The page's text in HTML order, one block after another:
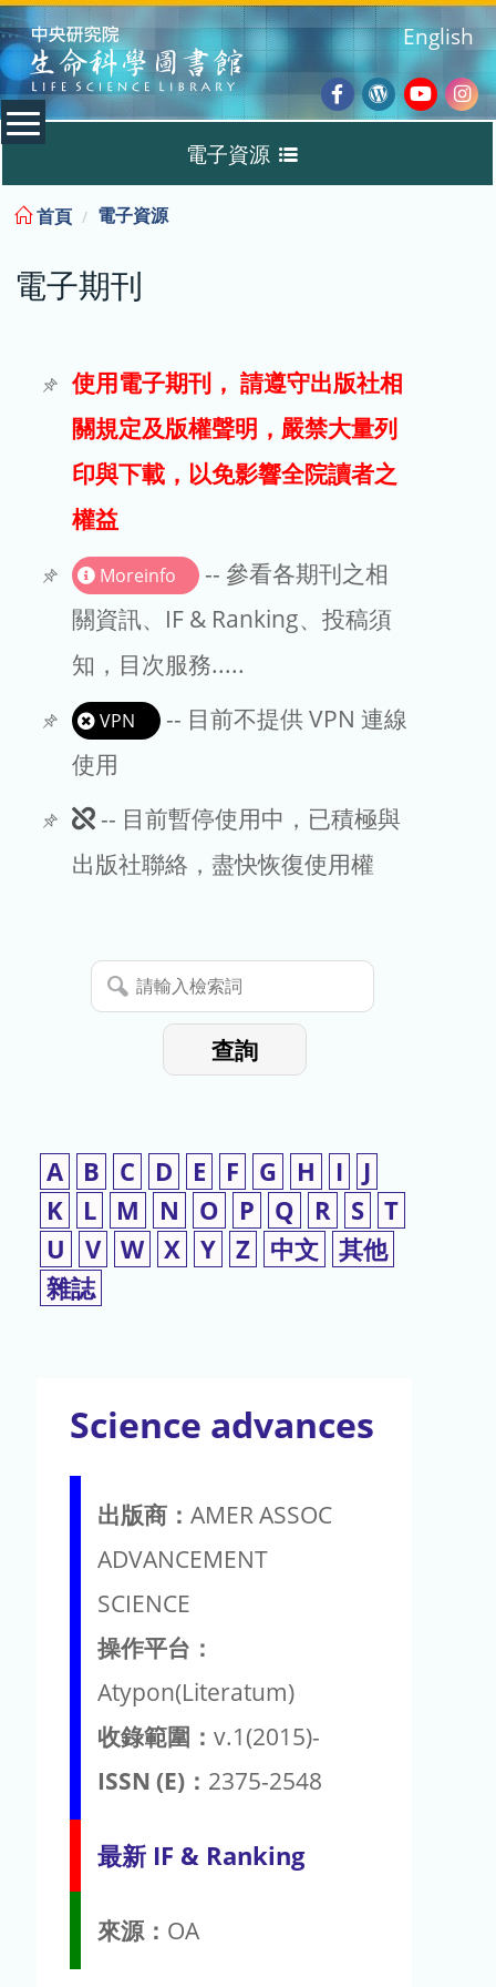
:::
Facebook
Wordpress
English
電子資源
電子期刊
試用
文章處理費
EndNote
首頁 電子資源
電子期刊
使用電子期刊， 請遵守出版社相
關規定及版權聲明，嚴禁大量列
印與下載，以免影響全院讀者之
權益
Moreinfo
-- 參看各期刊之相
關資訊、IF & Ranking、投稿須
知，目次服務.....
VPN
-- 目前不提供 VPN 連線
使用
此
期
暫
停
-- 目前暫停使用中，已積極與
出版社聯絡，盡快恢復使用權
請
輸
查詢
A B C D E F G H I
J
K
L M N O P Q R S T
U
V W X Y Z 中文 其他
雜誌
Science advances
出版商： AMER ASSOC
ADVANCEMENT
SCIENCE
操作平台：
Atypon(Literatum)
收錄範圍： v.1(2015)-
ISSN (E)： 2375-2548
最新 IF & Ranking
來源： OA